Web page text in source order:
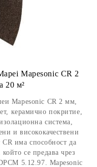
Mapesonic CR 2
20 м²
Mapesonic CR 2 мм,
керамично покритие,
система,
и висококачествени
има способност да
се предава чрез
5.12.97. Mapesonic